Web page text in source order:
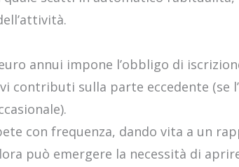
annui impone l’obbligo di
contributi sulla parte eccedente (se
con frequenza, dando vita a un
può emergere la necessità di